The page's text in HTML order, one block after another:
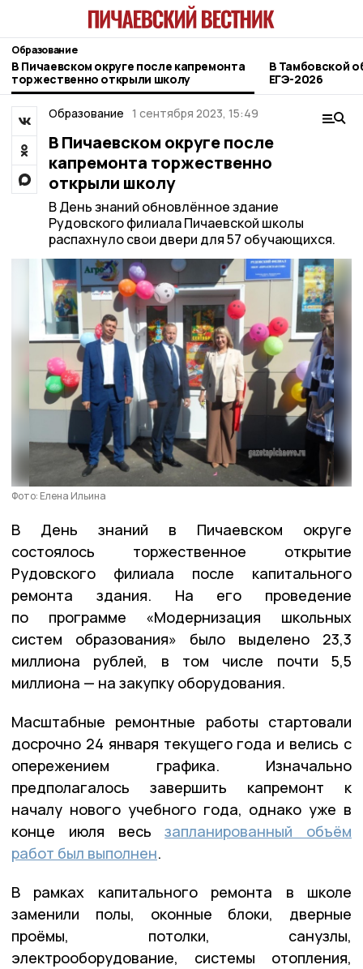
Образование
В Пичаевском округе после капремонта
торжественно открыли школу
В Тамбовской
ЕГЭ-2026
Образование 1 сентября 2023, 15:49
В Пичаевском округе после
капремонта торжественно
открыли школу
В День знаний обновлённое здание
Рудовского филиала Пичаевской школы
распахнуло свои двери для 57 обучающихся.
Фото: Елена Ильина
В День знаний в Пичаевском округе
состоялось торжественное открытие
Рудовского филиала после капитального
ремонта здания. На его проведение
по программе «Модернизация школьных
систем образования» было выделено 23,3
миллиона рублей, в том числе почти 5,5
миллиона — на закупку оборудования.
Масштабные ремонтные работы стартовали
досрочно 24 января текущего года и велись с
опережением графика. Изначально
предполагалось завершить капремонт к
началу нового учебного года, однако уже в
конце июля весьзапланированный объём
работ был выполнен.
В рамках капитального ремонта в школе
заменили полы, оконные блоки, дверные
проёмы, потолки, санузлы,
электрооборудование, системы отопления,